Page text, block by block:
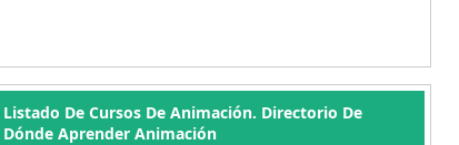
Listado De Cursos De Animación. Directorio De
Dónde Aprender Animación